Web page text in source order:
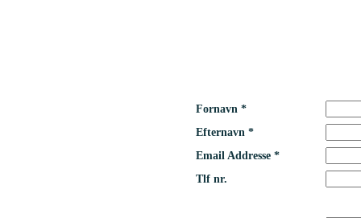
Fornavn *
Efternavn *
Email Addresse *
Tlf nr.